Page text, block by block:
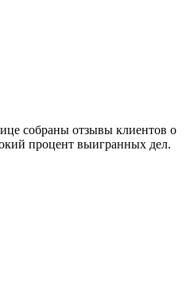
собраны отзывы клиентов о
процент выигранных дел.